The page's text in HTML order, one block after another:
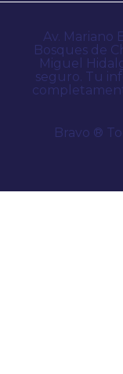
Av. Mariano
Bosques de
Miguel
seguro. Tu
Bravo ®